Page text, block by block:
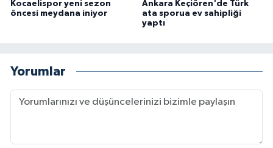
Kocaelispor yeni sezon
öncesi meydana iniyor
Ankara Keçiören'de Türk
ata sporua ev sahipliği
yaptı
Yorumlar